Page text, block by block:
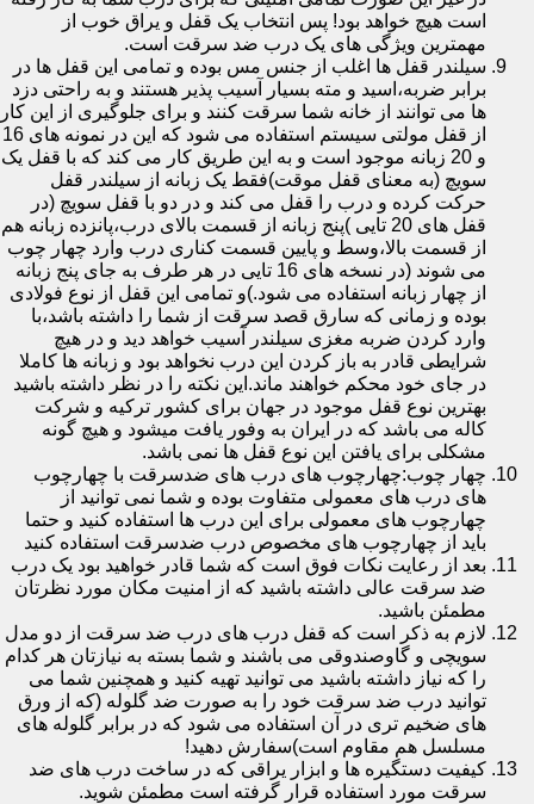
است هیچ خواهد بود! پس انتخاب یک قفل و یراق خوب از
مهمترین ویژگی های یک درب ضد سرقت است.
سیلندر قفل ها اغلب از جنس مس بوده و تمامی این قفل ها در
برابر ضربه،اسید و مته بسیار آسیب پذیر هستند و به راحتی دزد
ها می توانند از خانه شما سرقت کنند و برای جلوگیری از این کار
از قفل مولتی سیستم استفاده می شود که این در نمونه های 16
و 20 زبانه موجود است و به این طریق کار می کند که با قفل یک
سویچ (به معنای قفل موقت)فقط یک زبانه از سیلندر قفل
حرکت کرده و درب را قفل می کند و در دو با قفل سویچ (در
قفل های 20 تایی )پنج زبانه از قسمت بالای درب،پانزده زبانه هم
از قسمت بالا،وسط و پایین قسمت کناری درب وارد چهار چوب
می شوند (در نسخه های 16 تایی در هر طرف به جای پنج زبانه
از چهار زبانه استفاده می شود.)و تمامی این قفل از نوع فولادی
بوده و زمانی که سارق قصد سرقت از شما را داشته باشد،با
وارد کردن ضربه مغزی سیلندر آسیب خواهد دید و در هیچ
شرایطی قادر به باز کردن این درب نخواهد بود و زبانه ها کاملا
در جای خود محکم خواهند ماند.این نکته را در نظر داشته باشید
بهترین نوع قفل موجود در جهان برای کشور ترکیه و شرکت
کاله می باشد که در ایران به وفور یافت میشود و هیچ گونه
مشکلی برای یافتن این نوع قفل ها نمی باشد.
چهار چوب:چهارچوب های درب های ضدسرقت با چهارچوب
های درب های معمولی متفاوت بوده و شما نمی توانید از
چهارچوب های معمولی برای این درب ها استفاده کنید و حتما
باید از چهارچوب های مخصوص درب ضدسرقت استفاده کنید
بعد از رعایت نکات فوق است که شما قادر خواهید بود یک درب
ضد سرقت عالی داشته باشید که از امنیت مکان مورد نظرتان
مطمئن باشید.
لازم به ذکر است که قفل درب های درب ضد سرقت از دو مدل
سویچی و گاوصندوقی می باشند و شما بسته به نیازتان هر کدام
را که نیاز داشته باشید می توانید تهیه کنید و همچنین شما می
توانید درب ضد سرقت خود را به صورت ضد گلوله (که از ورق
های ضخیم تری در آن استفاده می شود که در برابر گلوله های
مسلسل هم مقاوم است)سفارش دهید!
کیفیت دستگیره ها و ابزار یراقی که در ساخت درب های ضد
سرقت مورد استفاده قرار گرفته است مطمئن شوید.